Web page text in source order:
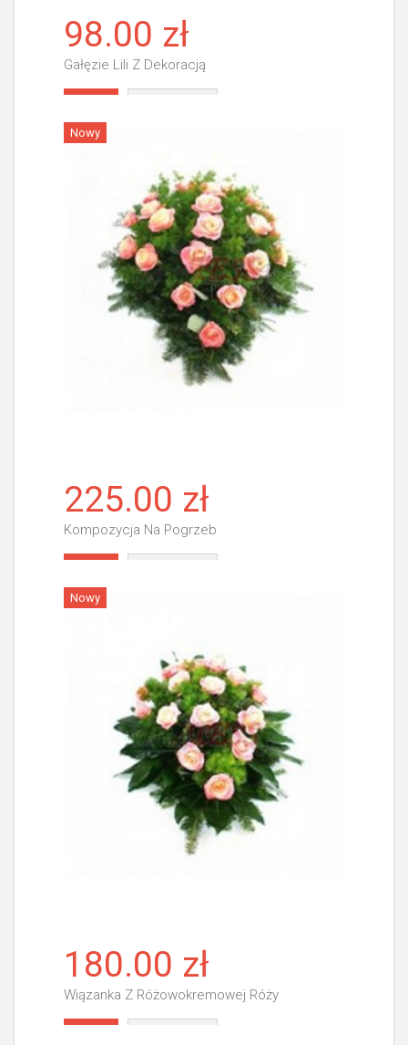
98.00 zł
Gałęzie Lili Z Dekoracją
Nowy
225.00 zł
Kompozycja Na Pogrzeb
Nowy
180.00 zł
Wiązanka Z Różowokremowej Róży